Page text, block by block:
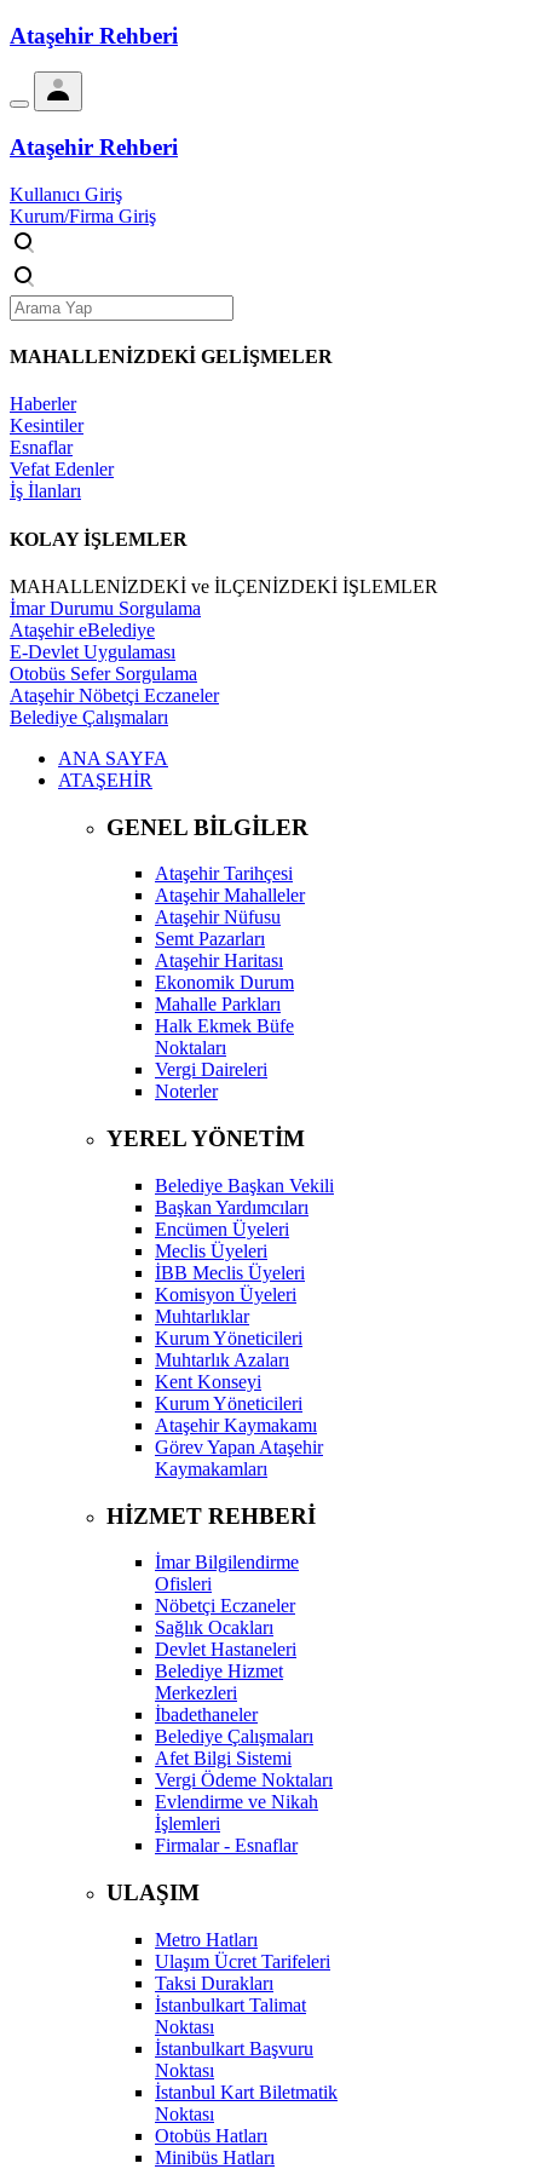
Ataşehir Rehberi
Ataşehir Rehberi
Kullanıcı Giriş
Kurum/Firma Giriş
MAHALLENİZDEKİ GELİŞMELER
Haberler
Kesintiler
Esnaflar
Vefat Edenler
İş İlanları
KOLAY İŞLEMLER
MAHALLENİZDEKİ ve İLÇENİZDEKİ İŞLEMLER
İmar Durumu Sorgulama
Ataşehir eBelediye
E-Devlet Uygulaması
Otobüs Sefer Sorgulama
Ataşehir Nöbetçi Eczaneler
Belediye Çalışmaları
ANA SAYFA
ATAŞEHİR
GENEL BİLGİLER
Ataşehir Tarihçesi
Ataşehir Mahalleler
Ataşehir Nüfusu
Semt Pazarları
Ataşehir Haritası
Ekonomik Durum
Mahalle Parkları
Halk Ekmek Büfe
Noktaları
Vergi Daireleri
Noterler
YEREL YÖNETİM
Belediye Başkan Vekili
Başkan Yardımcıları
Encümen Üyeleri
Meclis Üyeleri
İBB Meclis Üyeleri
Komisyon Üyeleri
Muhtarlıklar
Kurum Yöneticileri
Muhtarlık Azaları
Kent Konseyi
Kurum Yöneticileri
Ataşehir Kaymakamı
Görev Yapan Ataşehir
Kaymakamları
HİZMET REHBERİ
İmar Bilgilendirme
Ofisleri
Nöbetçi Eczaneler
Sağlık Ocakları
Devlet Hastaneleri
Belediye Hizmet
Merkezleri
İbadethaneler
Belediye Çalışmaları
Afet Bilgi Sistemi
Vergi Ödeme Noktaları
Evlendirme ve Nikah
İşlemleri
Firmalar - Esnaflar
ULAŞIM
Metro Hatları
Ulaşım Ücret Tarifeleri
Taksi Durakları
İstanbulkart Talimat
Noktası
İstanbulkart Başvuru
Noktası
İstanbul Kart Biletmatik
Noktası
Otobüs Hatları
Minibüs Hatları